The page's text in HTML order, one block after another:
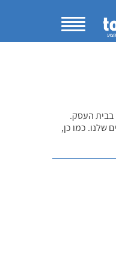
בבית העסק.
שלנו. כמו כן,